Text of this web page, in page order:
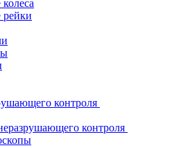
контроля
контроля